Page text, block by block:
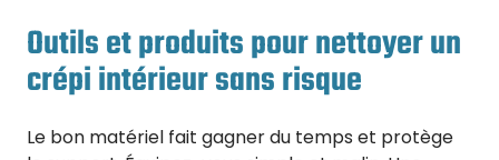
Outils et produits pour nettoyer un
crépi intérieur sans risque
Le bon matériel fait gagner du temps et protège